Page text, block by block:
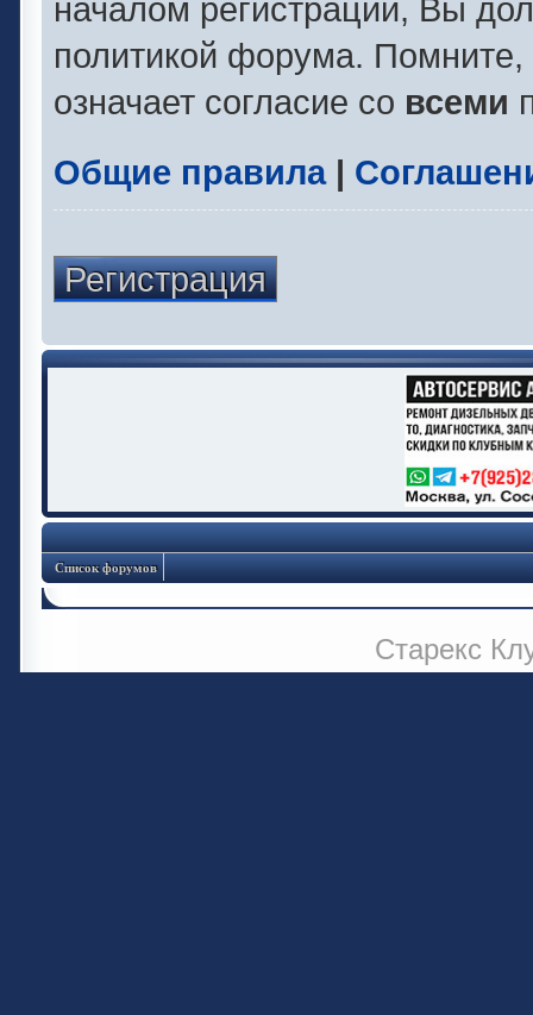
началом регистрации, Вы
политикой форума.
означает согласие со всеми
Общие правила|
Регистрация
Список форумов
Старекс